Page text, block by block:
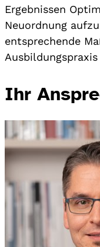
Ergebnissen
Neuordnung
entsprechende
Ihr